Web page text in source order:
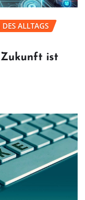
ALLTAGS
Zukunft ist